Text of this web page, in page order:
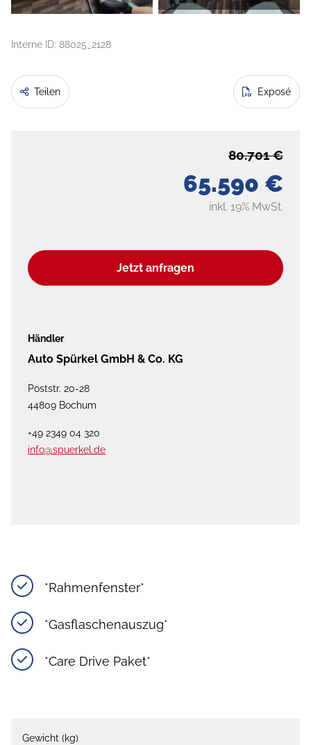
Interne ID: 88025_2128
Teilen Exposé
65.590 €
80.701 €
inkl. 19% MwSt.
Jetzt anfragen
Händler
Auto Spürkel GmbH & Co. KG
Poststr. 20-28
44809 Bochum
+49 2349 04 320
info@spuerkel.de
*Rahmenfenster*
*Gasflaschenauszug*
*Care Drive Paket*
Gewicht (kg)